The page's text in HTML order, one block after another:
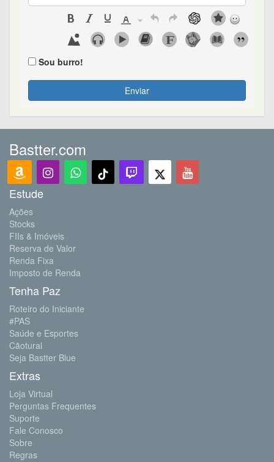
Sou burro!
Enviar
Bastter.com
Estude
Ações
Stocks
FIIs & Imóveis
Reserva de Valor
Renda Fixa
Imposto de Renda
Tenha Paz
Roteiro do Iniciante
#PAS
Saúde e Esportes
Cãotural
Seja Bastter Blue
Extras
Loja Virtual
Perguntas Frequentes
Suporte
Fale Conosco
Sobre
Regras